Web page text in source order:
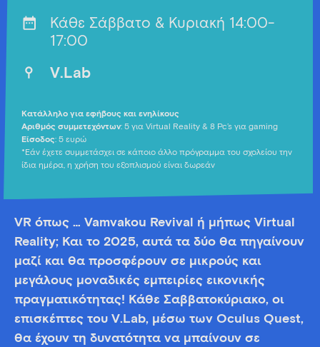
Κάθε Σάββατο & Κυριακή 14:00-
17:00
V.Lab
Κατάλληλο για εφήβους και ενηλίκους
Αριθμός συμμετεχόντων: 5 για Virtual Reality & 8 Pc’s για gaming
Είσοδος: 5 ευρώ
*Εάν έχετε συμμετάσχει σε κάποιο άλλο πρόγραμμα του σχολείου την
ίδια ημέρα, η χρήση του εξοπλισμού είναι δωρεάν
VR όπως … Vamvakou Revival ή μήπως Virtual
Reality; Και το 2025, αυτά τα δύο θα πηγαίνουν
μαζί και θα προσφέρουν σε μικρούς και
μεγάλους μοναδικές εμπειρίες εικονικής
πραγματικότητας! Κάθε Σαββατοκύριακο, οι
επισκέπτες του V.Lab, μέσω των Oculus Quest,
θα έχουν τη δυνατότητα να μπαίνουν σε